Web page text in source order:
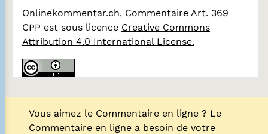
Onlinekommentar.ch, Commentaire Art. 369
CPP est sous licence Creative Commons
Attribution 4.0 International License.
Vous aimez le Commentaire en ligne ? Le
Commentaire en ligne a besoin de votre